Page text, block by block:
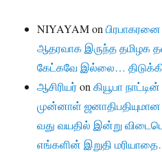
NIYAYAMon
ஆதரவாக இருந்த தமிழக
கேட்கவே இல்லை…
ஆசிரியர்onகியூபா
முன்னாள்
வது வயதில் இன்று
எங்களின் இறுதி